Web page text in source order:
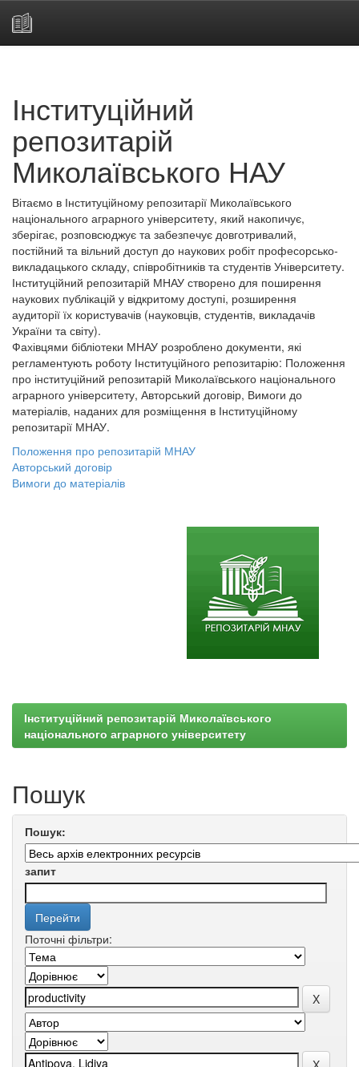
Інституційний
репозитарій
Миколаївського НАУ
Вітаємо в Інституційному репозитарії Миколаївського
національного аграрного університету, який накопичує,
зберігає, розповсюджує та забезпечує довготривалий,
постійний та вільний доступ до наукових робіт професорсько-
викладацького складу, співробітників та студентів Університету.
Інституційний репозитарій МНАУ створено для поширення
наукових публікацій у відкритому доступі, розширення
аудиторії їх користувачів (науковців, студентів, викладачів
України та світу).
Фахівцями бібліотеки МНАУ розроблено документи, які
регламентують роботу Інституційного репозитарію: Положення
про інституційний репозитарій Миколаївського національного
аграрного університету, Авторський договір, Вимоги до
матеріалів, наданих для розміщення в Інституційному
репозитарії МНАУ.
Положення про репозитарій МНАУ
Авторський договір
Вимоги до матеріалів
Інституційний репозитарій Миколаївського
національного аграрного університету
Пошук
Пошук:
запит
Поточні фільтри: